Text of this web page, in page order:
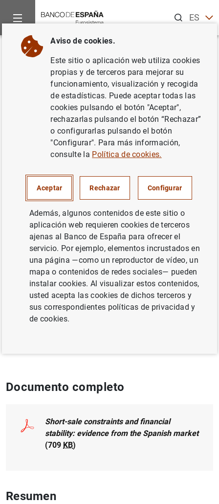
ESEN
Inicio Publicaciones
Volver
Short-sale constraints and
financial stability: evidence
from the Spanish market
RIESGOS FINANCIEROS
INSTITUCIONES FINANCIERAS, BANCOS
SOCIEDADES NO FINANCIERAS, EMPRESAS
MERCADOS FINANCIEROS
Publicado en:
Documento completo
Short-sale constraints and financial
stability: evidence from the Spanish market
(709 KB)
Resumen
Aviso de cookies.
Este sitio o aplicación web utiliza cookies
propias y de terceros para mejorar su
funcionamiento, visualización y recogida
de estadísticas. Puede aceptar todas las
cookies pulsando el botón "Aceptar",
rechazarlas pulsando el botón “Rechazar”
o configurarlas pulsando el botón
"Configurar". Para más información,
consulte la Política de cookies.
Aceptar Rechazar Configurar
Además, algunos contenidos de este sitio o
aplicación web requieren cookies de terceros
ajenas al Banco de España para ofrecer el
servicio. Por ejemplo, elementos incrustados en
una página —como un reproductor de vídeo, un
mapa o contenidos de redes sociales— pueden
instalar cookies. Al visualizar estos contenidos,
usted acepta las cookies de dichos terceros y
sus correspondientes políticas de privacidad y
de cookies.